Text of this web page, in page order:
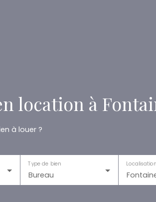
location à
à louer ?
Bureau
Type de bien Localisation